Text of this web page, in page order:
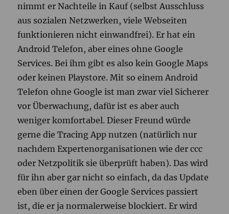
nimmt er Nachteile in Kauf (selbst Ausschluss
aus sozialen Netzwerken, viele Webseiten
funktionieren nicht einwandfrei). Er hat ein
Android Telefon, aber eines ohne Google
Services. Bei ihm gibt es also kein Google Maps
oder keinen Playstore. Mit so einem Android
Telefon ohne Google ist man zwar viel Sicherer
vor Überwachung, dafür ist es aber auch
weniger komfortabel. Dieser Freund würde
gerne die Tracing App nutzen (natürlich nur
nachdem Expertenorganisationen wie der ccc
oder Netzpolitik sie überprüft haben). Das wird
für ihn aber gar nicht so einfach, da das Update
eben über einen der Google Services passiert
ist, die er ja normalerweise blockiert. Er wird